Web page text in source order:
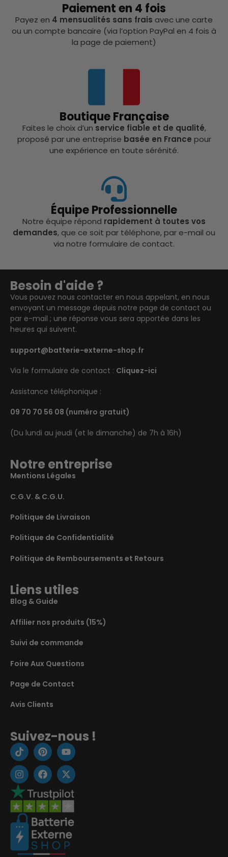
Paiement en 4 fois
Payez en 4 mensualités sans frais avec une carte
ou un compte bancaire (via l’option PayPal en 4 fois à
la page de paiement)
Boutique Française
Faites le choix d’un service fiable et de qualité,
proposé par une entreprise basée en France pour
une expérience en toute sérénité.
Équipe Professionnelle
Notre équipe répond rapidement à toutes vos
demandes, que ce soit par téléphone, par e-mail ou
via notre formulaire de contact.
Besoin d'aide ?
Vous pouvez nous contacter en nous appelant, en nous
envoyant un message depuis notre page de contact ou
par e-mail ; une réponse vous sera apportée dans les
heures qui suivent.
support@batterie-externe-shop.fr
Via le formulaire de contact : Cliquez-ici
Assistance téléphonique :
09 70 70 56 08 (numéro gratuit)
(Du lundi au jeudi (et le dimanche) de 7h à 16h)
Notre entreprise
Mentions Légales
C.G.V. & C.G.U.
Politique de Livraison
Politique de Confidentialité
Politique de Remboursements et Retours
Liens utiles
Blog & Guide
Affilier nos produits (15%)
Suivi de commande
Foire Aux Questions
Page de Contact
Avis Clients
Suivez-nous !